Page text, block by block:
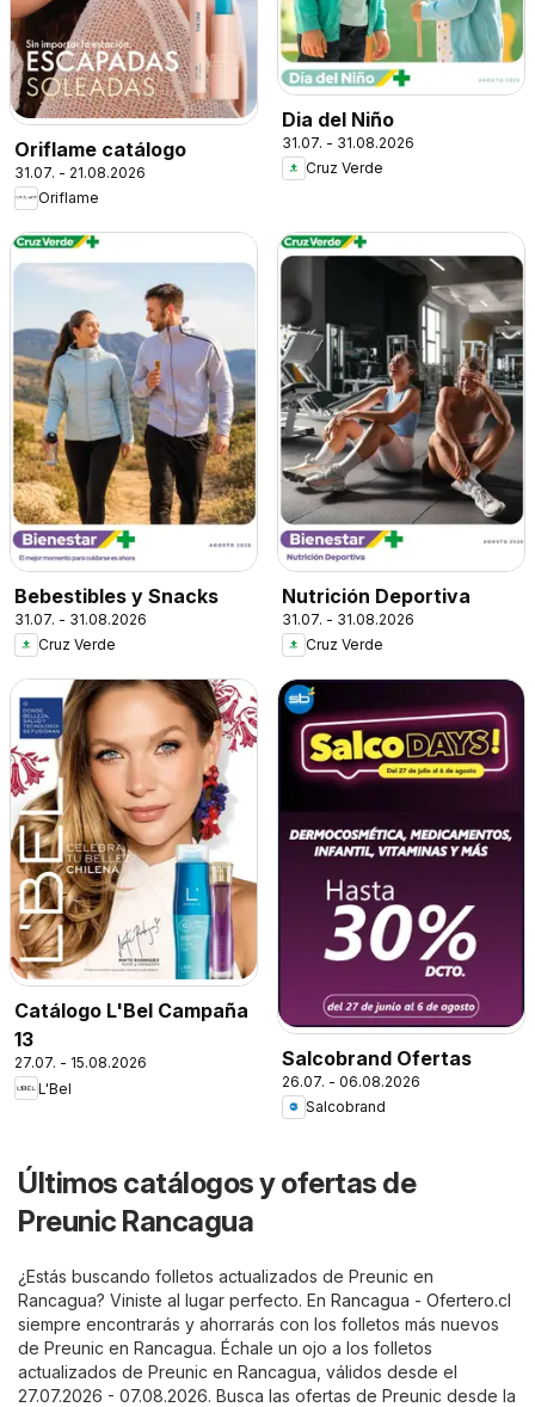
Oriflame catálogo
31.07. - 21.08.2026
Oriflame
Dia del Niño
31.07. - 31.08.2026
Cruz Verde
Bebestibles y Snacks
31.07. - 31.08.2026
Cruz Verde
Nutrición Deportiva
31.07. - 31.08.2026
Cruz Verde
Catálogo L'Bel Campaña
13
27.07. - 15.08.2026
L'Bel
Salcobrand Ofertas
26.07. - 06.08.2026
Salcobrand
Últimos catálogos y ofertas de
Preunic Rancagua
¿Estás buscando folletos actualizados de Preunic en
Rancagua? Viniste al lugar perfecto. En Rancagua - Ofertero.cl
siempre encontrarás y ahorrarás con los folletos más nuevos
de Preunic en Rancagua. Échale un ojo a los folletos
actualizados de Preunic en Rancagua, válidos desde el
27.07.2026 - 07.08.2026. Busca las ofertas de Preunic desde la